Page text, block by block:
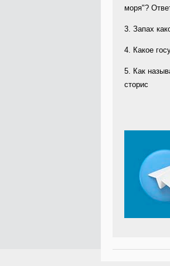
моря"?
3. Запах
4. Какое
5. Как
сторис